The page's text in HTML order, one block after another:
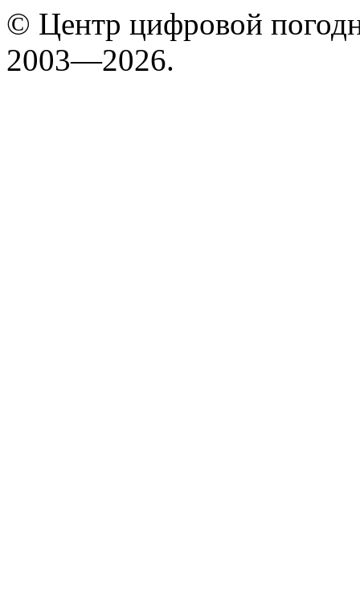
© Центр цифровой
2003—2026.